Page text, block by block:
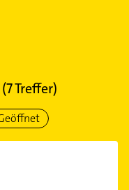
(7Treffer)